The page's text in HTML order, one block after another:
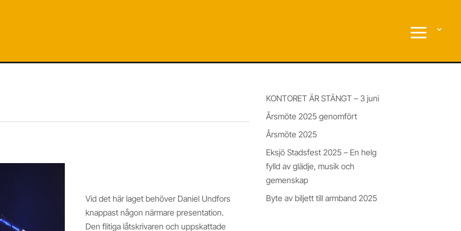
Vid det här laget behöver Daniel Undfors
knappast någon närmare presentation.
Den flitiga låtskrivaren och uppskattade
KONTORET ÄR STÄNGT – 3 juni
Årsmöte 2025 genomfört
Årsmöte 2025
Eksjö Stadsfest 2025 – En helg
fylld av glädje, musik och
gemenskap
Byte av biljett till armband 2025